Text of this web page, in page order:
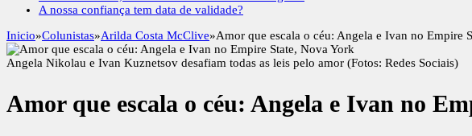
A nossa confiança tem data de validade?
Inicio»Colunistas»Arilda Costa McClive»Amor que escala o céu: Angela e Ivan no Empire
Angela Nikolau e Ivan Kuznetsov desafiam todas as leis pelo amor (Fotos: Redes Sociais)
Amor que escala o céu: Angela e Ivan no